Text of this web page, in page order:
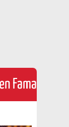
Fama